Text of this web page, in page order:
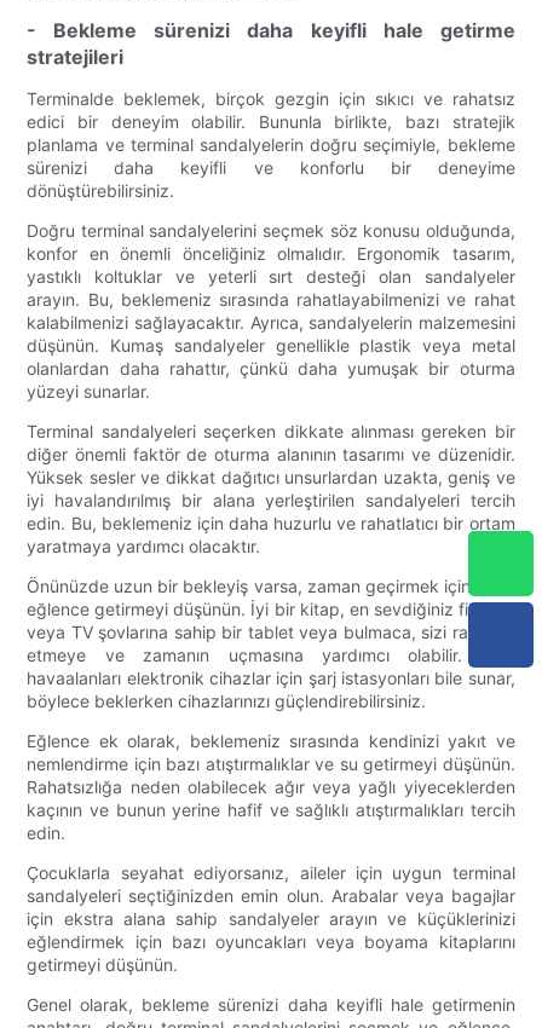
- Bekleme sürenizi daha keyifli hale getirme
stratejileri
Terminalde beklemek, birçok gezgin için sıkıcı ve rahatsız
edici bir deneyim olabilir. Bununla birlikte, bazı stratejik
planlama ve terminal sandalyelerin doğru seçimiyle, bekleme
sürenizi daha keyifli ve konforlu bir deneyime
dönüştürebilirsiniz.
Doğru terminal sandalyelerini seçmek söz konusu olduğunda,
konfor en önemli önceliğiniz olmalıdır. Ergonomik tasarım,
yastıklı koltuklar ve yeterli sırt desteği olan sandalyeler
arayın. Bu, beklemeniz sırasında rahatlayabilmenizi ve rahat
kalabilmenizi sağlayacaktır. Ayrıca, sandalyelerin malzemesini
düşünün. Kumaş sandalyeler genellikle plastik veya metal
olanlardan daha rahattır, çünkü daha yumuşak bir oturma
yüzeyi sunarlar.
Terminal sandalyeleri seçerken dikkate alınması gereken bir
diğer önemli faktör de oturma alanının tasarımı ve düzenidir.
Yüksek sesler ve dikkat dağıtıcı unsurlardan uzakta, geniş ve
iyi havalandırılmış bir alana yerleştirilen sandalyeleri tercih
edin. Bu, beklemeniz için daha huzurlu ve rahatlatıcı bir ortam
yaratmaya yardımcı olacaktır.
Önünüzde uzun bir bekleyiş varsa, zaman geçirmek için biraz
eğlence getirmeyi düşünün. İyi bir kitap, en sevdiğiniz filmlere
veya TV şovlarına sahip bir tablet veya bulmaca, sizi rahatsız
etmeye ve zamanın uçmasına yardımcı olabilir. Bazı
havaalanları elektronik cihazlar için şarj istasyonları bile sunar,
böylece beklerken cihazlarınızı güçlendirebilirsiniz.
Eğlence ek olarak, beklemeniz sırasında kendinizi yakıt ve
nemlendirme için bazı atıştırmalıklar ve su getirmeyi düşünün.
Rahatsızlığa neden olabilecek ağır veya yağlı yiyeceklerden
kaçının ve bunun yerine hafif ve sağlıklı atıştırmalıkları tercih
edin.
Çocuklarla seyahat ediyorsanız, aileler için uygun terminal
sandalyeleri seçtiğinizden emin olun. Arabalar veya bagajlar
için ekstra alana sahip sandalyeler arayın ve küçüklerinizi
eğlendirmek için bazı oyuncakları veya boyama kitaplarını
getirmeyi düşünün.
Genel olarak, bekleme sürenizi daha keyifli hale getirmenin